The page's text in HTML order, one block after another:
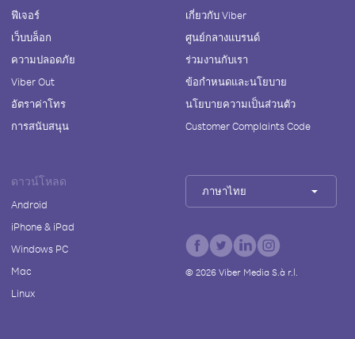
ฟีเจอร์
เว็บบล็อก
ความปลอดภัย
Viber Out
อัตราค่าโทร
การสนับสนุน
เกี่ยวกับ Viber
ศูนย์กลางแบรนด์
ร่วมงานกับเรา
ข้อกำหนดและนโยบาย
นโยบายความเป็นส่วนตัว
Customer Complaints Code
ดาวน์โหลด
Android
iPhone & iPad
Windows PC
Mac
Linux
ภาษาไทย
© 2026Viber Media S.à r.l.